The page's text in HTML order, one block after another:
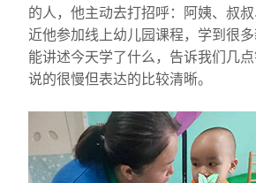
的人，他主动去打招呼：阿姨、叔
近他参加线上幼儿园课程，学到很
能讲述今天学了什么，告诉我们几点
说的很慢但表达的比较清晰。